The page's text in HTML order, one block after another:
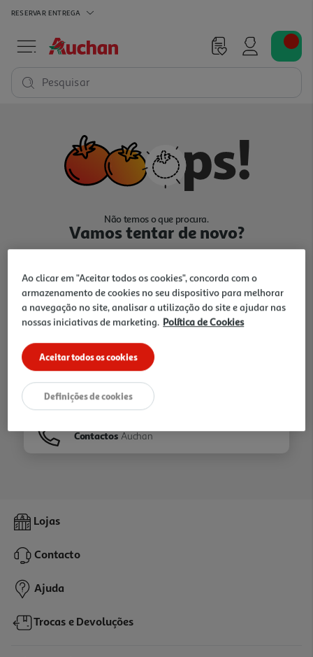
RESERVAR ENTREGA
Pesquisar
Não temos o que procura.
Vamos tentar de novo?
Ir para Homepage
Folhetos
Contactos Auchan
Lojas
Contacto
Ajuda
Trocas e Devoluções
Ao clicar em "Aceitar todos os cookies", concorda com o
armazenamento de cookies no seu dispositivo para melhorar
a navegação no site, analisar a utilização do site e ajudar nas
nossas iniciativas de marketing. Política de Cookies
Aceitar todos os cookies
Definições de cookies